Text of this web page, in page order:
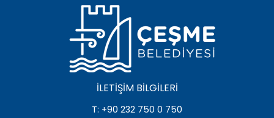
İLETIŞIM BILGILERI
T: +90 232 750 0 750